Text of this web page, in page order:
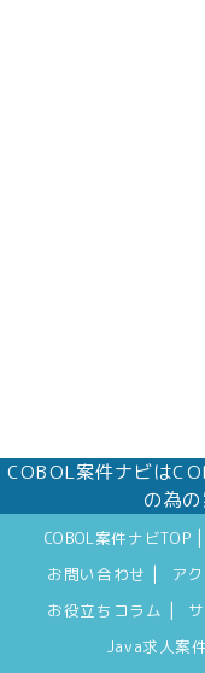
COBOL案件ナビは
の為
COBOL案件ナビTOP
お問い合わせ ア
お役立ちコラム
Java求人案件